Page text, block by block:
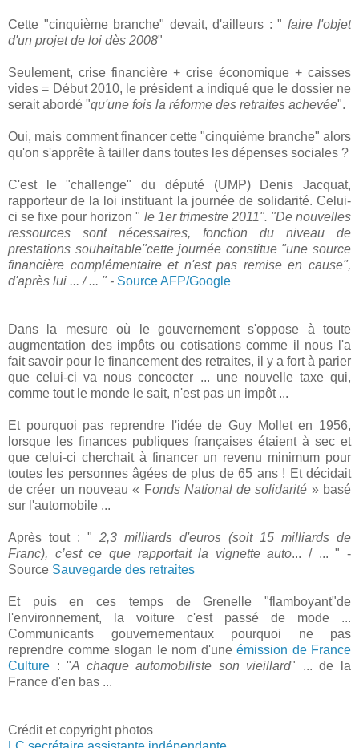
Cette "cinquième branche" devait, d'ailleurs : " faire l'objet
d'un projet de loi dès 2008"
Seulement, crise financière + crise économique + caisses
vides = Début 2010, le président a indiqué que le dossier ne
serait abordé "qu'une fois la réforme des retraites achevée".
Oui, mais comment financer cette "cinquième branche" alors
qu'on s'apprête à tailler dans toutes les dépenses sociales ?
C'est le "challenge" du député (UMP) Denis Jacquat,
rapporteur de la loi instituant la journée de solidarité. Celui-
ci se fixe pour horizon " le 1er trimestre 2011". "De nouvelles
ressources sont nécessaires, fonction du niveau de
prestations souhaitable"cette journée constitue "une source
financière complémentaire et n'est pas remise en cause",
d'après lui ... / ... " - Source AFP/Google
Dans la mesure où le gouvernement s'oppose à toute
augmentation des impôts ou cotisations comme il nous l'a
fait savoir pour le financement des retraites, il y a fort à parier
que celui-ci va nous concocter ... une nouvelle taxe qui,
comme tout le monde le sait, n'est pas un impôt ...
Et pourquoi pas reprendre l'idée de Guy Mollet en 1956,
lorsque les finances publiques françaises étaient à sec et
que celui-ci cherchait à financer un revenu minimum pour
toutes les personnes âgées de plus de 65 ans ! Et décidait
de créer un nouveau « Fonds National de solidarité » basé
sur l'automobile ...
Après tout : " 2,3 milliards d'euros (soit 15 milliards de
Franc), c’est ce que rapportait la vignette auto... / ... " -
Source Sauvegarde des retraites
Et puis en ces temps de Grenelle "flamboyant"de
l'environnement, la voiture c'est passé de mode ...
Communicants gouvernementaux pourquoi ne pas
reprendre comme slogan le nom d'une émission de France
Culture : "A chaque automobiliste son vieillard" ... de la
France d'en bas ...
Crédit et copyright photos